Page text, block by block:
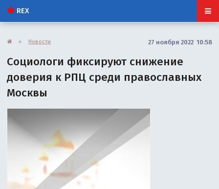
REX
» Новости 27 ноября 2022 10:58
Социологи фиксируют снижение
доверия к РПЦ среди православных
Москвы